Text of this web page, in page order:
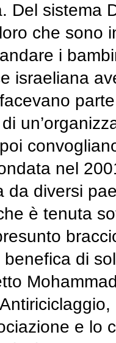
Del sistema
che sono
i
israeliana
nel
da diversi
è tenuta
benefica di
e